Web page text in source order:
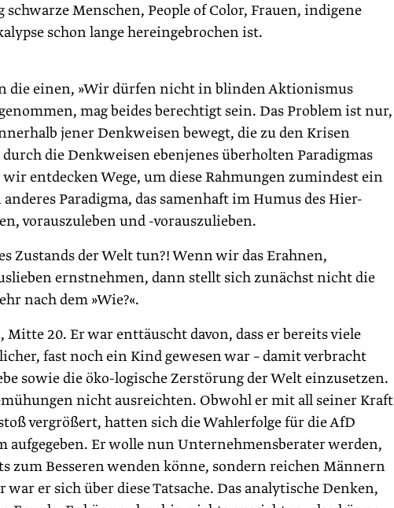
Menschen, People of Color, Frauen, indigene
schon lange hereingebrochen ist.
die einen, »Wir dürfen nicht in blinden Aktionismus
mag beides berechtigt sein. Das Problem ist nur,
jener Denkweisen bewegt, die zu den Krisen
die Denkweisen ebenjenes überholten Paradigmas
entdecken Wege, um diese Rahmungen zumindest ein
Paradigma, das samenhaft im Humus des Hier-
vorauszuleben und -vorauszulieben.
Zustands der Welt tun?! Wenn wir das Erahnen,
ernstnehmen, dann stellt sich zunächst nicht die
nach dem »Wie?«.
20. Er war enttäuscht davon, dass er bereits viele
fast noch ein Kind gewesen war – damit verbracht
sowie die öko-logische Zerstörung der Welt einzusetzen.
nicht ausreichten. Obwohl er mit all seiner Kraft
vergrößert, hatten sich die Wahlerfolge für die AfD
aufgegeben. Er wolle nun Unternehmensberater werden,
zum Besseren wenden könne, sondern reichen Männern
er sich über diese Tatsache. Das analytische Denken,